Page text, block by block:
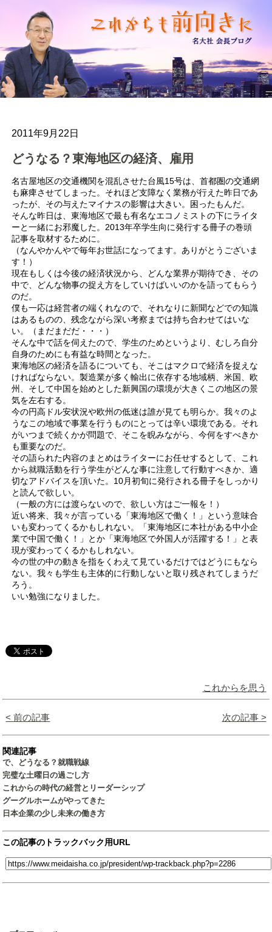
2011年9月22日
どうなる？東海地区の経済、雇用
名古屋地区の交通機関を混乱させた台風15号は、首都圏の交通網
も麻痺させてしまった。それほど支障なく業務が行えた昨日であ
ったが、その与えたマイナスの影響は大きい。困ったもんだ。
そんな昨日は、東海地区で最も有名なエコノミストの下にライタ
ーと一緒にお邪魔した。2013年卒学生向に発行する冊子の巻頭
記事を取材するために。
（なんやかんやで毎年お世話になってます。ありがとうございま
す！）
現在もしくは今後の経済状況から、どんな業界が期待でき、その
中で、どんな物事の捉え方をしていけばいいのかを語ってもらう
のだ。
僕も一応は経営者の端くれなので、それなりに新聞などでの知識
はあるものの、残念ながら深い考察までは持ち合わせてはいな
い。（まだまだだ・・・）
そんな中で話を伺えたので、学生のためというより、むしろ自分
自身のためにも有益な時間となった。
東海地区の経済を語るについても、そこはマクロで経済を捉えな
ければならない。製造業が多く輸出に依存する地域柄、米国、欧
州、そして中国を始めとした新興国の環境が大きくこの地区の景
気を左右する。
今の円高ドル安状況や欧州の低迷は誰が見ても明らか。我々のよ
うなこの地域で事業を行うものにとっては辛い環境である。それ
がいつまで続くかが問題で、そこを睨みながら、今何をすべきか
も重要なのだ。
その語られた内容のまとめはライターにお任せするとして、これ
から就職活動を行う学生がどんな事に注意して行動すべきか、適
切なアドバイスを頂いた。10月初旬に発行される冊子をしっかり
と読んで欲しい。
（一般の方には渡らないので、欲しい方はご一報を！）
近い将来、我々が言っている「東海地区で働く！」という意味合
いも変わってくるかもしれない。「東海地区に本社がある中小企
業で中国で働く！」とか「東海地区で外国人が活躍する！」と表
現が変わってくるかもしれない。
今の世の中の動きを指をくわえて見ているだけではどうにもなら
ない。我々も学生も主体的に行動しないと取り残されてしまうだ
ろう。
いい勉強になりました。
これからを思う
< 前の記事 次の記事 >
関連記事
で、どうなる？就職戦線
完璧な土曜日の過ごし方
これからの時代の経営とリーダーシップ
グーグルホームがやってきた
日本企業の少し未来の働き方
この記事のトラックバック用URL